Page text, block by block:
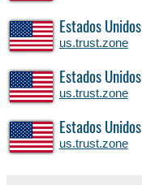
Estados Unidos
us.trust.zone
Estados Unidos
us.trust.zone
Estados Unidos
us.trust.zone